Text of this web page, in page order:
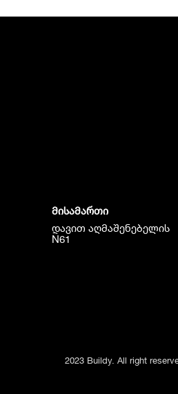
მისამართი
დავით აღმაშენებელის
N61
2023 Buildy. All right